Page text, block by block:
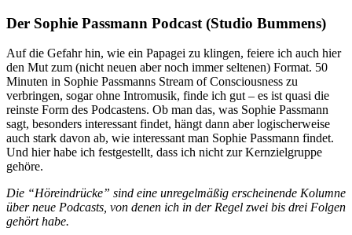
Der Sophie Passmann Podcast (Studio Bummens)
Auf die Gefahr hin, wie ein Papagei zu klingen, feiere ich auch hier
den Mut zum (nicht neuen aber noch immer seltenen) Format. 50
Minuten in Sophie Passmanns Stream of Consciousness zu
verbringen, sogar ohne Intromusik, finde ich gut – es ist quasi die
reinste Form des Podcastens. Ob man das, was Sophie Passmann
sagt, besonders interessant findet, hängt dann aber logischerweise
auch stark davon ab, wie interessant man Sophie Passmann findet.
Und hier habe ich festgestellt, dass ich nicht zur Kernzielgruppe
gehöre.
Die “Höreindrücke” sind eine unregelmäßig erscheinende Kolumne
über neue Podcasts, von denen ich in der Regel zwei bis drei Folgen
gehört habe.